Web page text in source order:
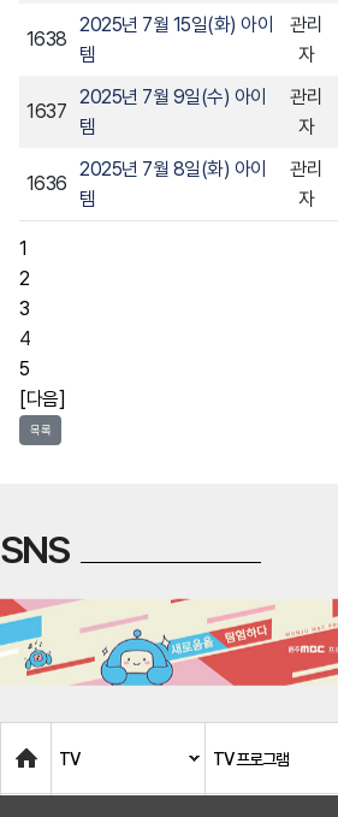
1638
2025년 7월 15일(화) 아이
템
관리
자
1637
2025년 7월 9일(수) 아이
템
관리
자
1636
2025년 7월 8일(화) 아이
템
관리
자
1
2
3
4
5
[다음]
목록
SNS
Home
TV TV 프로그램